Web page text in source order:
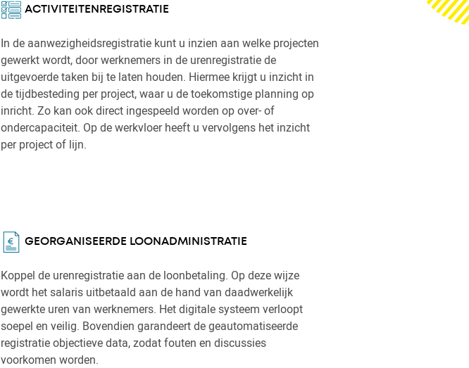
ACTIVITEITENREGISTRATIE
In de aanwezigheidsregistratie kunt u inzien aan welke projecten
gewerkt wordt, door werknemers in de urenregistratie de
uitgevoerde taken bij te laten houden. Hiermee krijgt u inzicht in
de tijdbesteding per project, waar u de toekomstige planning op
inricht. Zo kan ook direct ingespeeld worden op over- of
ondercapaciteit. Op de werkvloer heeft u vervolgens het inzicht
per project of lijn.
GEORGANISEERDE LOONADMINISTRATIE
Koppel de urenregistratie aan de loonbetaling. Op deze wijze
wordt het salaris uitbetaald aan de hand van daadwerkelijk
gewerkte uren van werknemers. Het digitale systeem verloopt
soepel en veilig. Bovendien garandeert de geautomatiseerde
registratie objectieve data, zodat fouten en discussies
voorkomen worden.